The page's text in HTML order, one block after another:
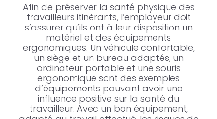
Afin de préserver la santé physique des
travailleurs itinérants, l’employeur doit
s’assurer qu’ils ont à leur disposition un
matériel et des équipements
ergonomiques. Un véhicule confortable,
un siège et un bureau adaptés, un
ordinateur portable et une souris
ergonomique sont des exemples
d’équipements pouvant avoir une
influence positive sur la santé du
travailleur. Avec un bon équipement,